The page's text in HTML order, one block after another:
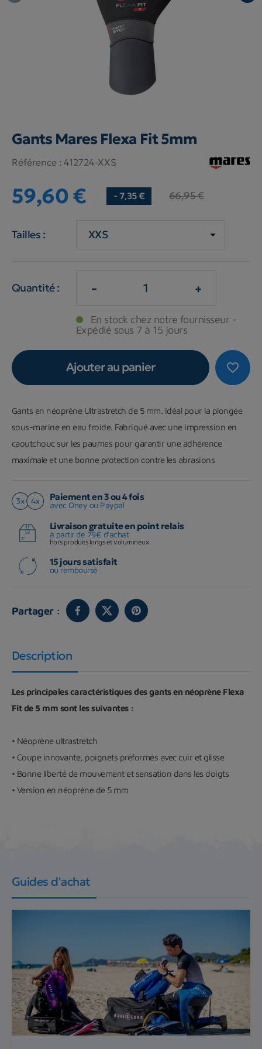
Gants Mares Flexa Fit 5mm
Référence : 412724-XXS
59,60 € - 7,35 € 66,95 €
Tailles :
Quantité : - +
En stock chez notre fournisseur -
Expédié sous 7 à 15 jours
favorite_border
Ajouter au panier
Gants en néoprène Ultrastretch de 5 mm. Idéal pour la plongée
sous-marine en eau froide. Fabriqué avec une impression en
caoutchouc sur les paumes pour garantir une adhérence
maximale et une bonne protection contre les abrasions
Paiement en 3 ou 4 fois
avec Oney ou Paypal
Livraison gratuite en point relais
à partir de 79€ d'achat
hors produits longs et volumineux
15 jours satisfait
ou remboursé
Partager :
Description
Les principales caractéristiques des gants en néoprène Flexa
Fit de 5 mm sont les suivantes :
• Néoprène ultrastretch
• Coupe innovante, poignets préformés avec cuir et glisse
• Bonne liberté de mouvement et sensation dans les doigts
• Version en néoprène de 5 mm
Guides d'achat